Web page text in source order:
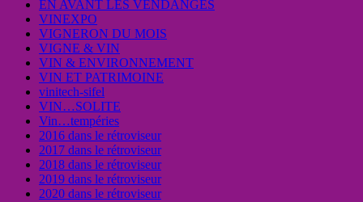
EN AVANT LES VENDANGES
VINEXPO
VIGNERON DU MOIS
VIGNE & VIN
VIN & ENVIRONNEMENT
VIN ET PATRIMOINE
vinitech-sifel
VIN…SOLITE
Vin…tempéries
2016 dans le rétroviseur
2017 dans le rétroviseur
2018 dans le rétroviseur
2019 dans le rétroviseur
2020 dans le rétroviseur